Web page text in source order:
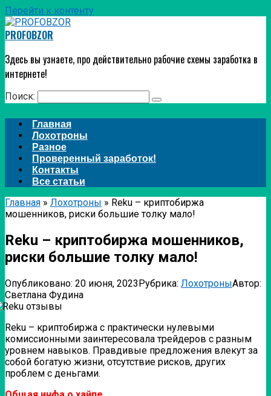
Перейти к контенту
PROFOBZOR
Здесь вы узнаете, про действительно рабочие схемы заработка в
интернете!
Поиск:
Главная
Лохотроны
Разное
Проверенный заработок!
Контакты
Все статьи
Главная » Лохотроны » Reku – криптобиржа
мошенников, риски большие толку мало!
Reku – криптобиржа мошенников,
риски большие толку мало!
Опубликовано: 20 июня, 2023Рубрика: ЛохотроныАвтор:
Светлана Фудина
Reku – криптобиржа с практически нулевыми
комиссионными заинтересовала трейдеров с разным
уровнем навыков. Правдивые предложения влекут за
собой богатую жизни, отсутствие рисков, других
проблем с деньгами.